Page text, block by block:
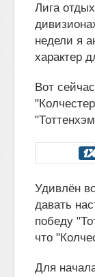
Лига
недели я
характер
Вот
Удивлён
давать
победу
что
Для